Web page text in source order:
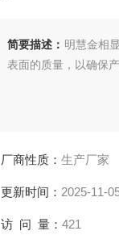
简要描述： 明慧金相
表面的质量，以确保
厂商性质： 生产厂家
更新时间： 2025-11-
访 问 量： 421